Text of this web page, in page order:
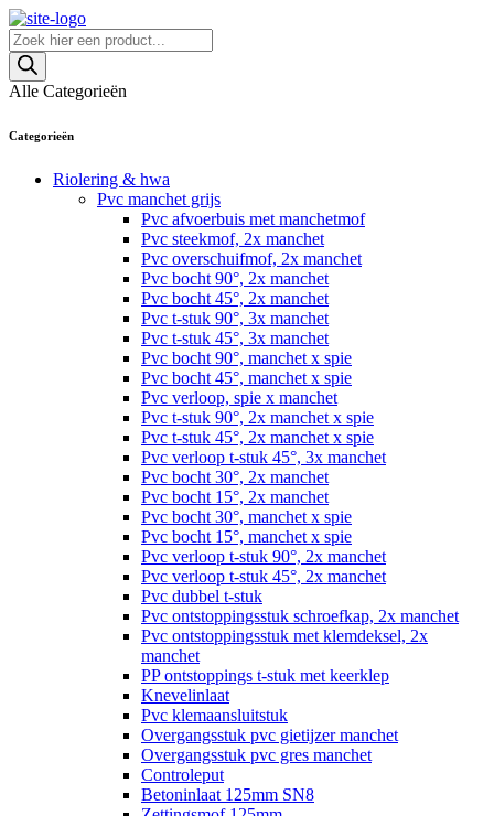
Skip
to
content
Producten
zoeken
Alle Categorieën
Categorieën
Riolering & hwa
Pvc manchet grijs
Pvc afvoerbuis met manchetmof
Pvc steekmof, 2x manchet
Pvc overschuifmof, 2x manchet
Pvc bocht 90°, 2x manchet
Pvc bocht 45°, 2x manchet
Pvc t-stuk 90°, 3x manchet
Pvc t-stuk 45°, 3x manchet
Pvc bocht 90°, manchet x spie
Pvc bocht 45°, manchet x spie
Pvc verloop, spie x manchet
Pvc t-stuk 90°, 2x manchet x spie
Pvc t-stuk 45°, 2x manchet x spie
Pvc verloop t-stuk 45°, 3x manchet
Pvc bocht 30°, 2x manchet
Pvc bocht 15°, 2x manchet
Pvc bocht 30°, manchet x spie
Pvc bocht 15°, manchet x spie
Pvc verloop t-stuk 90°, 2x manchet
Pvc verloop t-stuk 45°, 2x manchet
Pvc dubbel t-stuk
Pvc ontstoppingsstuk schroefkap, 2x manchet
Pvc ontstoppingsstuk met klemdeksel, 2x
manchet
PP ontstoppings t-stuk met keerklep
Knevelinlaat
Pvc klemaansluitstuk
Overgangsstuk pvc gietijzer manchet
Overgangsstuk pvc gres manchet
Controleput
Betoninlaat 125mm SN8